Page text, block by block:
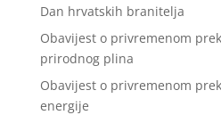
Dan hrvatskih branitelja
Obavijest o privremenom
prirodnog plina
Obavijest o privremenom
energije